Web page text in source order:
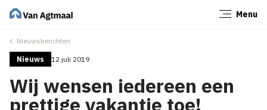
Menu
Nieuwsberichten
Nieuws 12 juli 2019
Wij wensen iedereen een
prettige vakantie toe!
Sluiten